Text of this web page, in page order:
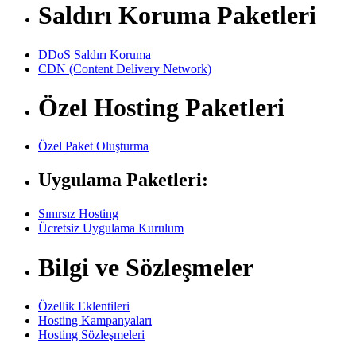
Saldırı Koruma Paketleri
DDoS Saldırı Koruma
CDN (Content Delivery Network)
Özel Hosting Paketleri
Özel Paket Oluşturma
Uygulama Paketleri:
Sınırsız Hosting
Ücretsiz Uygulama Kurulum
Bilgi ve Sözleşmeler
Özellik Eklentileri
Hosting Kampanyaları
Hosting Sözleşmeleri